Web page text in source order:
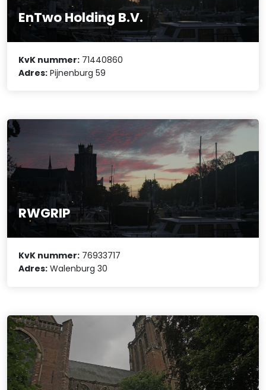
EnTwo Holding B.V.
KvK nummer: 71440860
Adres: Pijnenburg 59
RWGRIP
KvK nummer: 76933717
Adres: Walenburg 30